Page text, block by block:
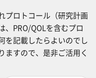
プロトコール（研究計画
、PRO/QOLを含むプロ
を記載したらよいのでし
ますので、是非ご活用く